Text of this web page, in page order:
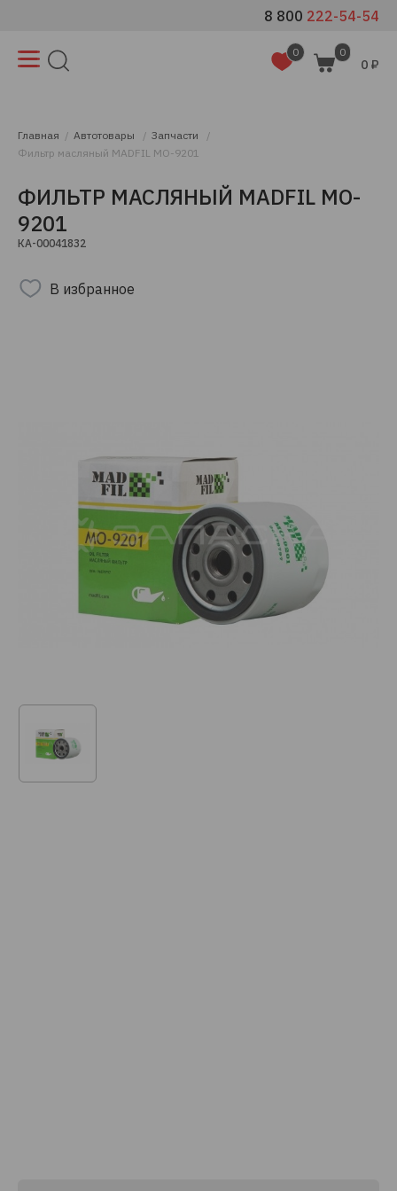
8 800 222-54-54
0 0
0 ₽
Главная Автотовары
Запчасти
Фильтр масляный MADFIL MO-9201
ФИЛЬТР МАСЛЯНЫЙ MADFIL MO-
9201
КА-00041832
В избранное